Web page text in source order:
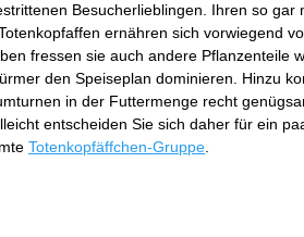
Besucherlieblingen. Ihren so
ernähren sich vorwiegend
fressen sie auch andere Pflanzenteile
den Speiseplan dominieren. Hinzu
in der Futtermenge recht
entscheiden Sie sich daher für ein
Totenkopfäffchen-Gruppe